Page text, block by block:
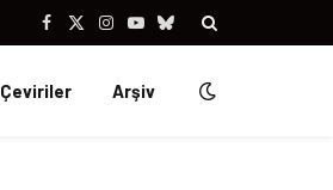
Facebook
X
Instagram
YouTubeBluesky
Çeviriler Arşiv